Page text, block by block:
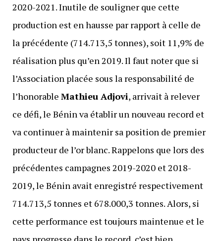
2020-2021. Inutile de souligner que cette
production est en hausse par rapport à celle de
la précédente (714.713,5 tonnes), soit 11,9% de
réalisation plus qu’en 2019. Il faut noter que si
l’Association placée sous la responsabilité de
l’honorable Mathieu Adjovi, arrivait à relever
ce défi, le Bénin va établir un nouveau record et
va continuer à maintenir sa position de premier
producteur de l’or blanc. Rappelons que lors des
précédentes campagnes 2019-2020 et 2018-
2019, le Bénin avait enregistré respectivement
714.713,5 tonnes et 678.000,3 tonnes. Alors, si
cette performance est toujours maintenue et le